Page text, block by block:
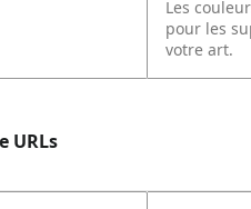
Les
pour les
votre art.
URLs